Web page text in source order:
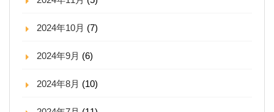
2024年10月 (7)
2024年9月 (6)
2024年8月 (10)